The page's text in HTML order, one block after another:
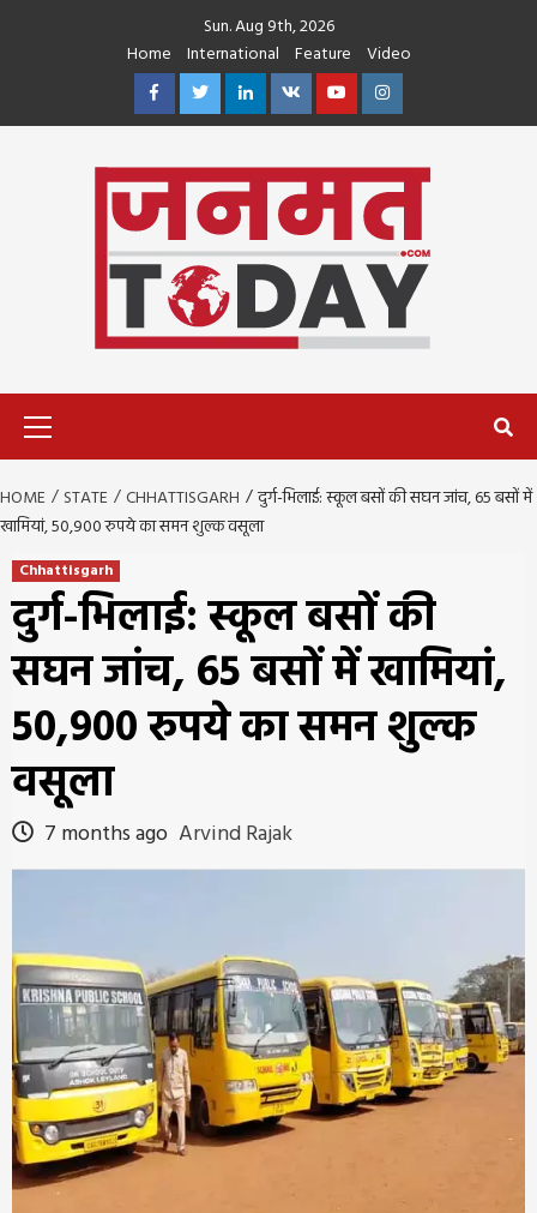
Sun. Aug 9th, 2026
Home
International Feature
Video
FacebookTwitterLinkedin
VK YoutubeInstagram
HOME STATE CHHATTISGARH
दुर्ग-भिलाई: स्कूल बसों की सघन जांच, 65 बसों में
खामियां, 50,900 रुपये का समन शुल्क वसूला
Chhattisgarh
दुर्ग-भिलाई: स्कूल बसों की
सघन जांच, 65 बसों में खामियां,
50,900 रुपये का समन शुल्क
वसूला
7 months ago Arvind Rajak